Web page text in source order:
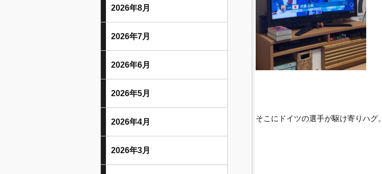
そこにドイツの選手が駆け寄りハグ。
2026年8月
2026年7月
2026年6月
2026年5月
2026年4月
2026年3月